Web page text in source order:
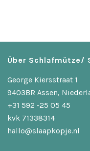
Über Schlafmütze/
George Kiersstraat 1
9403BR Assen,
+31 592 -25 05 45
kvk 71338314
hallo@slaapkopje.nl